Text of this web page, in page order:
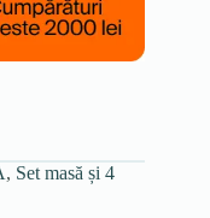
, Set masă și 4